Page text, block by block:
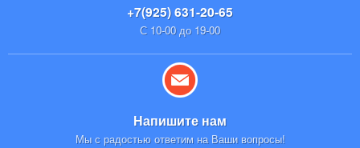
+7(925) 631-20-65
С 10-00 до 19-00
Напишите нам
Мы с радостью ответим на Ваши вопросы!